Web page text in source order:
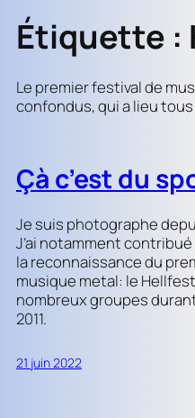
Étiquette :
Le premier festival de
confondus, qui a lieu
Çà c’est du
Je suis photographe
J’ai notamment
la reconnaissance du
musique metal: le
nombreux groupes
2011.
21 juin 2022